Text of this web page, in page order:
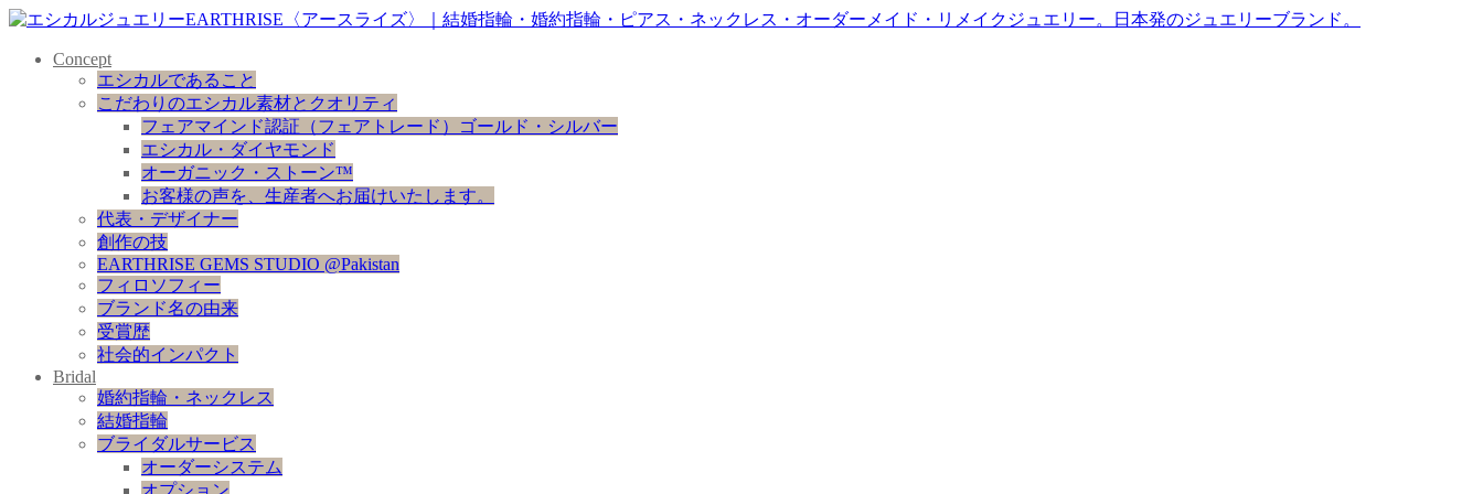
Concept
エシカルであること
こだわりのエシカル素材とクオリティ
フェアマインド認証（フェアトレード）ゴールド・シルバー
エシカル・ダイヤモンド
オーガニック・ストーン™
お客様の声を、生産者へお届けいたします。
代表・デザイナー
創作の技
EARTHRISE GEMS STUDIO @Pakistan
フィロソフィー
ブランド名の由来
受賞歴
社会的インパクト
Bridal
婚約指輪・ネックレス
結婚指輪
ブライダルサービス
オーダーシステム
オプション